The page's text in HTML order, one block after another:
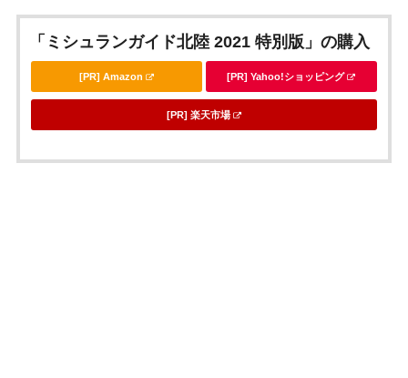
「ミシュランガイド北陸 2021 特別版」の購入
[PR] Amazon [PR] Yahoo!ショッピング
[PR] 楽天市場